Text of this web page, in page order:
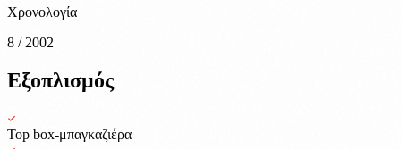
Χρονολογία
8 / 2002
Εξοπλισμός
Top box-μπαγκαζιέρα